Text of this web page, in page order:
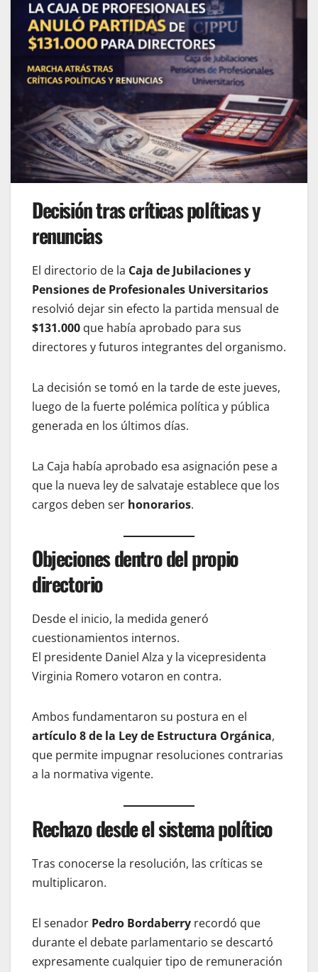
Decisión tras críticas políticas y
renuncias
El directorio de la Caja de Jubilaciones y
Pensiones de Profesionales Universitarios
resolvió dejar sin efecto la partida mensual de
$131.000 que había aprobado para sus
directores y futuros integrantes del organismo.
La decisión se tomó en la tarde de este jueves,
luego de la fuerte polémica política y pública
generada en los últimos días.
La Caja había aprobado esa asignación pese a
que la nueva ley de salvataje establece que los
cargos deben ser honorarios.
Objeciones dentro del propio
directorio
Desde el inicio, la medida generó
cuestionamientos internos.
El presidente Daniel Alza y la vicepresidenta
Virginia Romero votaron en contra.
Ambos fundamentaron su postura en el
artículo 8 de la Ley de Estructura Orgánica,
que permite impugnar resoluciones contrarias
a la normativa vigente.
Rechazo desde el sistema político
Tras conocerse la resolución, las críticas se
multiplicaron.
El senador Pedro Bordaberry recordó que
durante el debate parlamentario se descartó
expresamente cualquier tipo de remuneración